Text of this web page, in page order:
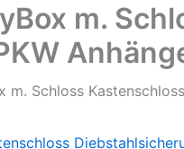
m.
m. Schloss